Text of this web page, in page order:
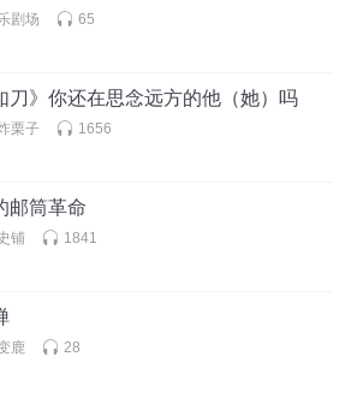
剧场 65
刀》你还在思念远方的他（她）吗
栗子 1656
邮筒革命
铺 1841
鹿 28